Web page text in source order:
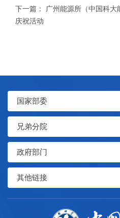
下一篇：
广州能源所（中国科
庆祝活动
国家部委
兄弟分院
政府部门
其他链接